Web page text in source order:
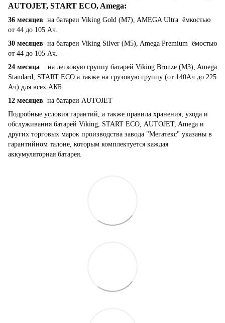
AUTOJET, START ECO, Amega:
36 месяцев на батареи Viking Gold (M7), AMEGA Ultra ёмкостью
от 44 до 105 Ач.
30 месяцев на батареи Viking Silver (M5), Amega Premium ёмостью
от 44 до 105 Ач.
24 месяца на легковую группу батарей Viking Bronze (M3), Amega
Standard, START ECO а также на грузовую группу (от 140Ач до 225
Ач) для всех АКБ
12 месяцев на батареи AUTOJET
Подробные условия гарантий, а также правила хранения, ухода и
обслуживания батарей Viking, START ECO, AUTOJET, Amega и
других торговых марок производства завода "Мегатекс" указаны в
гарантийном талоне, которым комплектуется каждая
аккумуляторная батарея.